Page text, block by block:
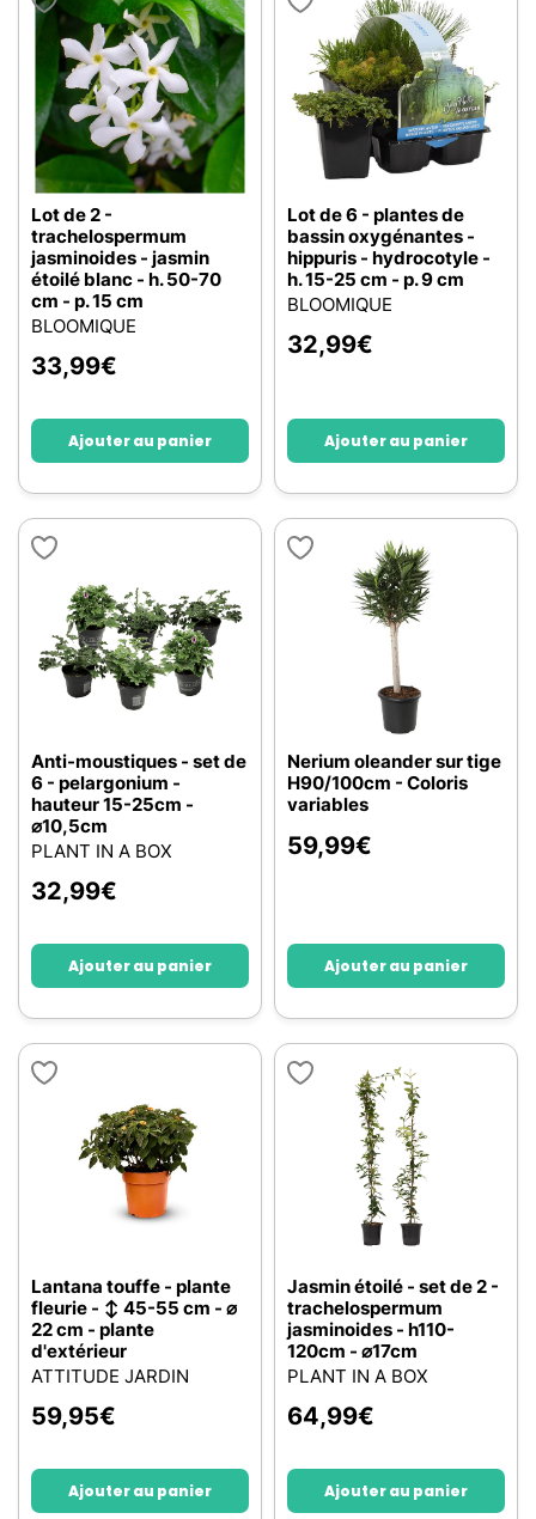
Lot de 2 -
trachelospermum
jasminoides - jasmin
étoilé blanc - h. 50-70
cm - p. 15 cm
BLOOMIQUE
33,99€
Ajouter au panier
Lot de 6 - plantes de
bassin oxygénantes -
hippuris - hydrocotyle -
h. 15-25 cm - p. 9 cm
BLOOMIQUE
32,99€
Ajouter au panier
Anti-moustiques - set de
6 - pelargonium -
hauteur 15-25cm -
⌀10,5cm
PLANT IN A BOX
32,99€
Ajouter au panier
Nerium oleander sur tige
H90/100cm - Coloris
variables
59,99€
Ajouter au panier
Lantana touffe - plante
fleurie - ↕ 45-55 cm - ⌀
22 cm - plante
d'extérieur
ATTITUDE JARDIN
59,95€
Ajouter au panier
Jasmin étoilé - set de 2 -
trachelospermum
jasminoides - h110-
120cm - ⌀17cm
PLANT IN A BOX
64,99€
Ajouter au panier